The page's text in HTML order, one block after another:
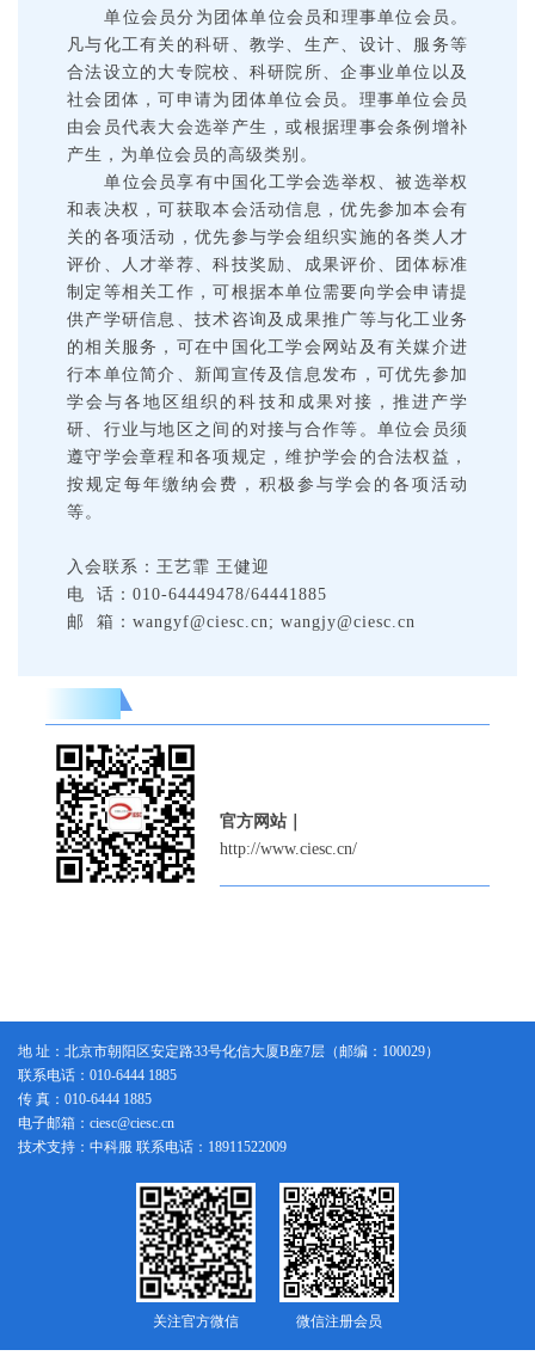
单位会员分为团体单位会员和理事单位会员。
凡与化工有关的科研、教学、生产、设计、服务等
合法设立的大专院校、科研院所、企事业单位以及
社会团体，可申请为团体单位会员。理事单位会员
由会员代表大会选举产生，或根据理事会条例增补
产生，为单位会员的高级类别。
单位会员享有中国化工学会选举权、被选举权
和表决权，可获取本会活动信息，优先参加本会有
关的各项活动，优先参与学会组织实施的各类人才
评价、人才举荐、科技奖励、成果评价、团体标准
制定等相关工作，可根据本单位需要向学会申请提
供产学研信息、技术咨询及成果推广等与化工业务
的相关服务，可在中国化工学会网站及有关媒介进
行本单位简介、新闻宣传及信息发布，可优先参加
学会与各地区组织的科技和成果对接，推进产学
研、行业与地区之间的对接与合作等。单位会员须
遵守学会章程和各项规定，维护学会的合法权益，
按规定每年缴纳会费，积极参与学会的各项活动
等。
入会联系： 王艺霏 王健迎
电 话：010-64449478/64441885
邮 箱：wangyf@ciesc.cn; wangjy@ciesc.cn
官方网站｜
http://www.ciesc.cn/
地 址：北京市朝阳区安定路33号化信大厦B座7层（邮编：100029）
联系电话：010-6444 1885
传 真：010-6444 1885
电子邮箱：ciesc@ciesc.cn
技术支持：中科服 联系电话：18911522009
关注官方微信 微信注册会员